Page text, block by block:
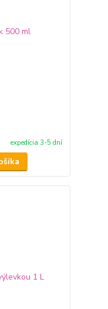
expedícia 3-5 dní